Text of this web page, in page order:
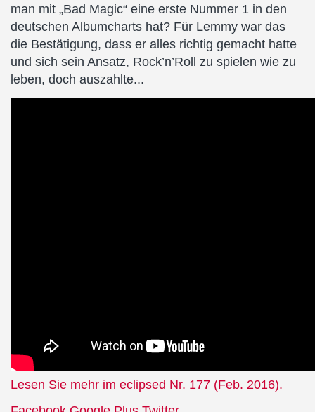
man mit „Bad Magic“ eine erste Nummer 1 in den
deutschen Albumcharts hat? Für Lemmy war das
die Bestätigung, dass er alles richtig gemacht hatte
und sich sein Ansatz, Rock’n’Roll zu spielen wie zu
leben, doch auszahlte...
Lesen Sie mehr im eclipsed Nr. 177 (Feb. 2016).